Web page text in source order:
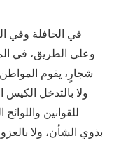
في الحافلة وفي
وعلى الطريق، في
شجارٍ، يقوم المواطن
ولا بالتدخل الكيس
للقوانين
بذوي الشأن، ولا